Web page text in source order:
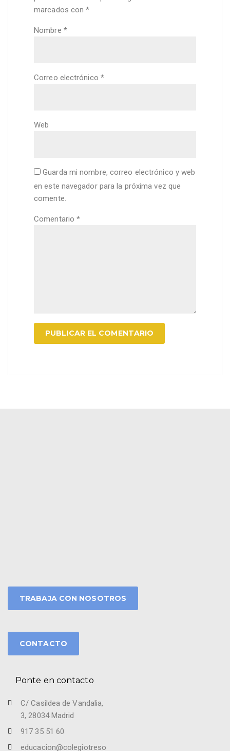
marcados con*
Nombre *
Correo electrónico *
Web
Guarda mi nombre, correo electrónico y web
en este navegador para la próxima vez que
comente.
Comentario*
TRABAJA CON NOSOTROS
CONTACTO
Ponte en contacto
C/ Casildea de Vandalia,
3, 28034 Madrid
917 35 51 60
educacion@colegiotreso